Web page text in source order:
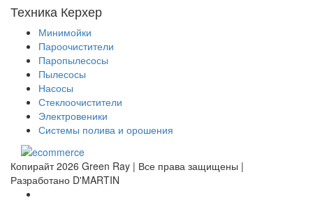
Техника Керхер
Минимойки
Пароочистители
Паропылесосы
Пылесосы
Насосы
Стеклоочистители
Электровеники
Системы полива и орошения
Копирайт 2026 Green Ray | Все права защищены |
Разработано D'MARTIN